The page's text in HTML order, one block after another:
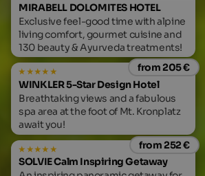
MIRABELL DOLOMITES HOTEL
Exclusive feel-good time with alpine
living comfort, gourmet cuisine and
130 beauty & Ayurveda treatments!
from 205 €
WINKLER 5-Star Design Hotel
Breathtaking views and a fabulous
spa area at the foot of Mt. Kronplatz
await you!
from 252 €
SOLVIE Calm Inspiring Getaway